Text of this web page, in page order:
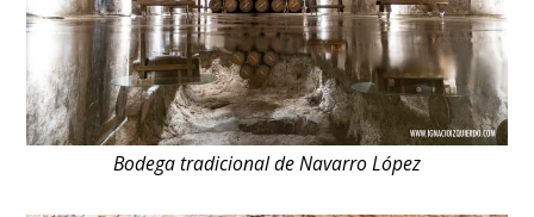
Bodega tradicional de Navarro López